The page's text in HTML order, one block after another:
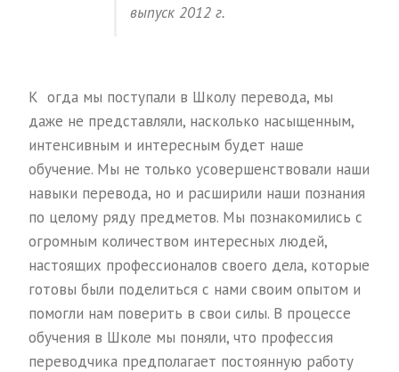
выпуск 2012 г.
К огда мы поступали в Школу перевода, мы
даже не представляли, насколько насыщенным,
интенсивным и интересным будет наше
обучение. Мы не только усовершенствовали наши
навыки перевода, но и расширили наши познания
по целому ряду предметов. Мы познакомились с
огромным количеством интересных людей,
настоящих профессионалов своего дела, которые
готовы были поделиться с нами своим опытом и
помогли нам поверить в свои силы. В процессе
обучения в Школе мы поняли, что профессия
переводчика предполагает постоянную работу